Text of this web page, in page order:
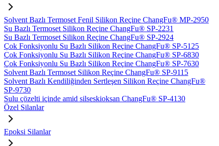
Solvent Bazlı Termoset Fenil Silikon Reçine ChangFu® MP-2950
Su Bazlı Termoset Silikon Reçine ChangFu® SP-2231
Su Bazlı Termoset Silikon Reçine ChangFu® SP-2924
Çok Fonksiyonlu Su Bazlı Silikon Reçine ChangFu® SP-5125
Çok Fonksiyonlu Su Bazlı Silikon Reçine ChangFu® SP-6830
Çok Fonksiyonlu Su Bazlı Silikon Reçine ChangFu® SP-7630
Solvent Bazlı Termoset Silikon Reçine ChangFu® SP-9115
Solvent Bazlı Kendiliğinden Sertleşen Silikon Reçine ChangFu®
SP-9730
Sulu çözelti içinde amid silseskioksan ChangFu® SP-4130
Özel Silanlar
Epoksi Silanlar